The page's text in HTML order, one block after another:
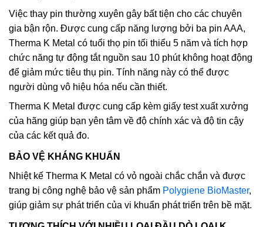
Việc thay pin thường xuyên gây bất tiện cho các chuyên
gia bận rộn. Được cung cấp năng lượng bởi ba pin AAA,
Therma K Metal có tuổi thọ pin tối thiểu 5 năm và tích hợp
chức năng tự động tắt nguồn sau 10 phút không hoạt động
để giảm mức tiêu thụ pin. Tính năng này có thể được
người dùng vô hiệu hóa nếu cần thiết.
Therma K Metal được cung cấp kèm giấy test xuất xưởng
của hãng giúp bạn yên tâm về độ chính xác và độ tin cậy
của các kết quả đo.
BẢO VỆ KHÁNG KHUẨN
Nhiệt kế Therma K Metal có vỏ ngoài chắc chắn và được
trang bị công nghệ bảo vệ sản phẩm Polygiene BioMaster,
giúp giảm sự phát triển của vi khuẩn phát triển trên bề mặt.